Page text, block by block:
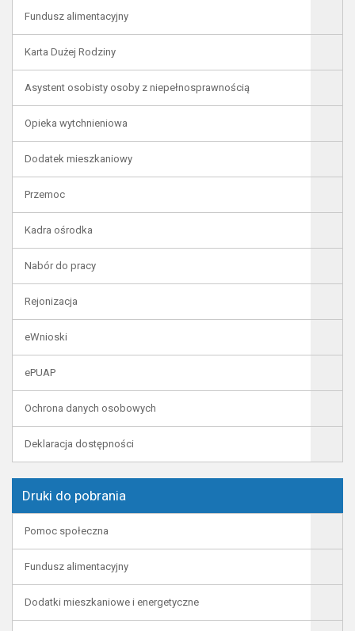
Fundusz alimentacyjny
Karta Dużej Rodziny
Asystent osobisty osoby z niepełnosprawnością
Opieka wytchnieniowa
Dodatek mieszkaniowy
Przemoc
Kadra ośrodka
Nabór do pracy
Rejonizacja
eWnioski
ePUAP
Ochrona danych osobowych
Deklaracja dostępności
Druki do pobrania
Pomoc społeczna
Fundusz alimentacyjny
Dodatki mieszkaniowe i energetyczne